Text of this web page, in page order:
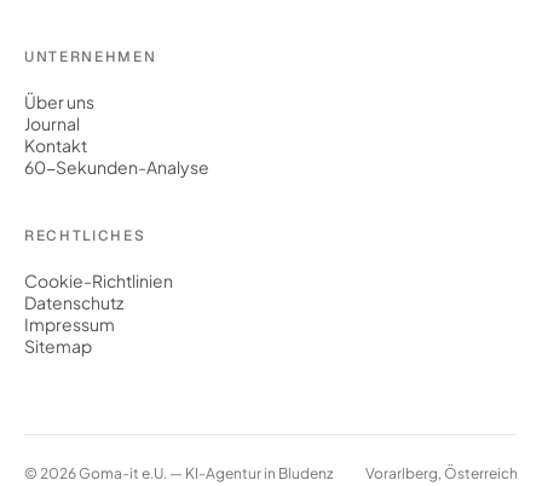
UNTERNEHMEN
Über uns
Journal
Kontakt
60-Sekunden-Analyse
RECHTLICHES
Cookie-Richtlinien
Datenschutz
Impressum
Sitemap
© 2026 Goma-it e.U. — KI-Agentur in Bludenz Vorarlberg, Österreich